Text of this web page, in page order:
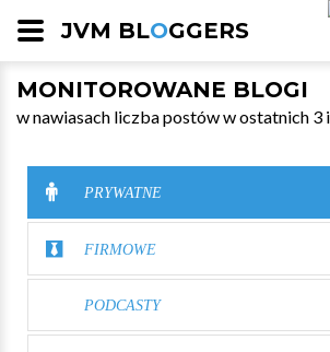
JVM BLOGGERS
MONITOROWANE BLOGI
w nawiasach liczba postów w ostatnich 3
PRYWATNE
FIRMOWE
PODCASTY